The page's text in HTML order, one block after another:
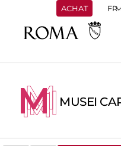
ACHAT
MUSEI